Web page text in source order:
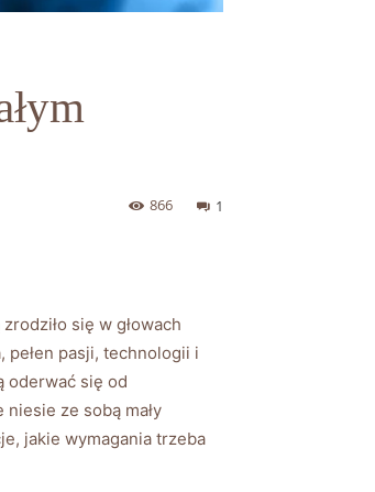
1
866
się w głowach
pełen pasji, technologii‌ i
oderwać​ się od⁣
ze sobą mały
jakie wymagania​ trzeba